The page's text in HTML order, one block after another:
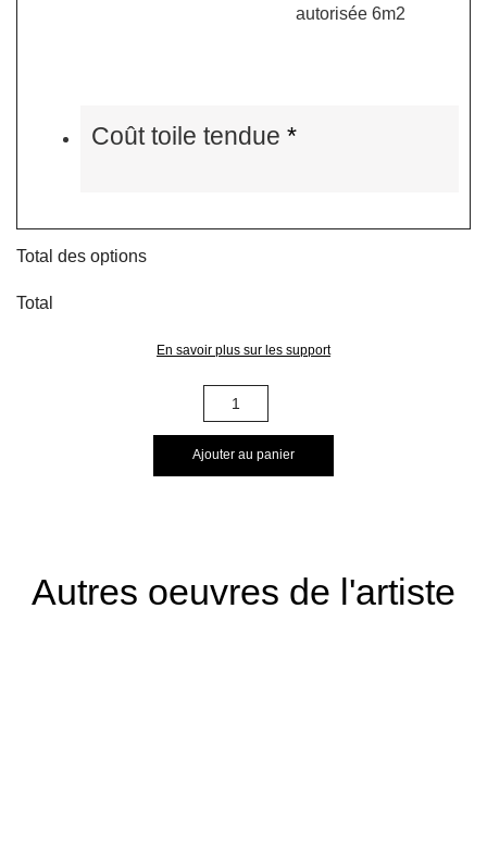
autorisée 6m2
Coût toile tendue *
Total des options
Total
En savoir plus sur les support
quantité
de
005015
Ajouter au panier
Autres oeuvres de l'artiste